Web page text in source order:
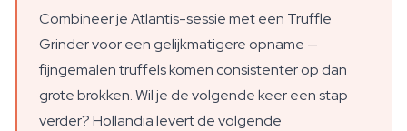
Combineer je Atlantis-sessie met een Truffle
Grinder voor een gelijkmatigere opname —
fijngemalen truffels komen consistenter op dan
grote brokken. Wil je de volgende keer een stap
verder? Hollandia levert de volgende